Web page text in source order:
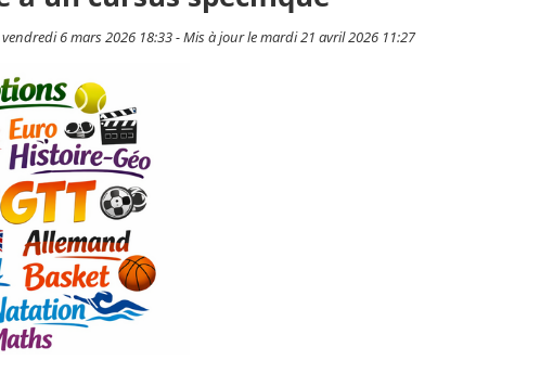
6 mars 2026 18:33 - Mis à jour le mardi 21 avril 2026 11:27